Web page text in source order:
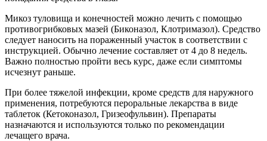
Микоз туловища и конечностей можно лечить с помощью
противогрибковых мазей (Биконазол, Клотримазол). Средство
следует наносить на пораженный участок в соответствии с
инструкцией. Обычно лечение составляет от 4 до 8 недель.
Важно полностью пройти весь курс, даже если симптомы
исчезнут раньше.
При более тяжелой инфекции, кроме средств для наружного
применения, потребуются пероральные лекарства в виде
таблеток (Кетоконазол, Гризеофульвин). Препараты
назначаются и используются только по рекомендации
лечащего врача.